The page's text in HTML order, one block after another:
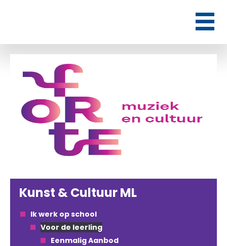
Kunst & Cultuur ML
Ik werk op school
Voor de leerling
Eenmalig Aanbod